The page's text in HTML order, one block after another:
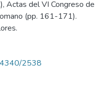
Actas del VI Congreso de
(pp. 161-171).
2538